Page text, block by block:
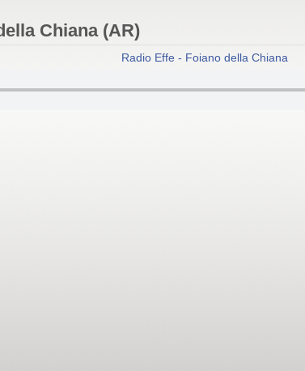
Chiana (AR)
Radio Effe - Foiano della Chiana (AR)